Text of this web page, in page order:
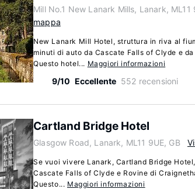
Mill No.1 New Lanark Mills, Lanark, ML11
mappa
New Lanark Mill Hotel, struttura in riva al
minuti di auto da Cascate Falls of Clyde e
Questo hotel... Maggiori informazioni
9/10 Eccellente 552 recensioni
Cartland Bridge Hotel
Glasgow Road, Lanark, ML11 9UE, GB
Se vuoi vivere Lanark, Cartland Bridge
Cascate Falls of Clyde e Rovine di
Questo... Maggiori informazioni